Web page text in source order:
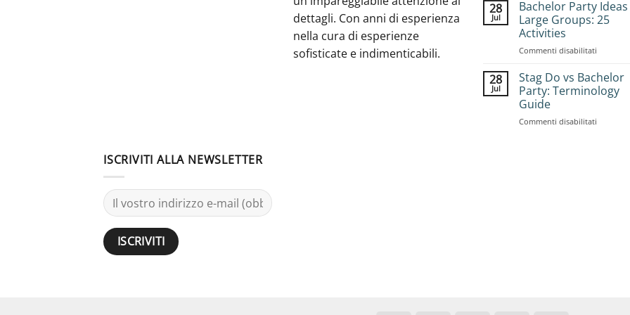
dettagli. Con anni di esperienza
nella cura di esperienze
sofisticate e indimenticabili.
to
Book
Group
Planning
Guide
28
Jul
Bachelor Party
Large Groups: 25
Activities
Commenti disabilitati
Party
Ideas
for
28
Jul
Stag Do vs Bachelor
Party: Terminology
Guide
Commenti disabilitati
ISCRIVITI ALLA NEWSLETTER